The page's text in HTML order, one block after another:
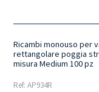
Ricambi monouso per
rettangolare poggia
misura Medium 100 pz
Ref: AP934R